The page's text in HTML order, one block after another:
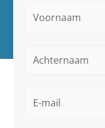
mailadres